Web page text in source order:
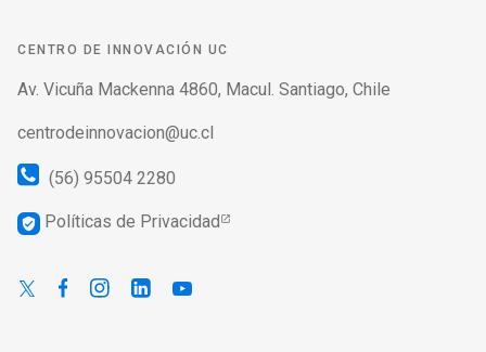
CENTRO DE INNOVACIÓN UC
Av. Vicuña Mackenna 4860, Macul. Santiago, Chile
centrodeinnovacion@uc.cl
(56) 95504 2280
verified_user Políticas de Privacidad